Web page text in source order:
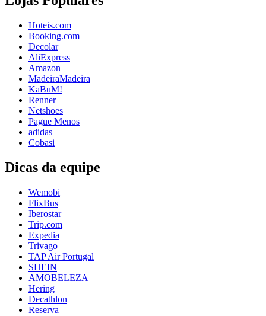
Hoteis.com
Booking.com
Decolar
AliExpress
Amazon
MadeiraMadeira
KaBuM!
Renner
Netshoes
Pague Menos
adidas
Cobasi
Dicas da equipe
Wemobi
FlixBus
Iberostar
Trip.com
Expedia
Trivago
TAP Air Portugal
SHEIN
AMOBELEZA
Hering
Decathlon
Reserva